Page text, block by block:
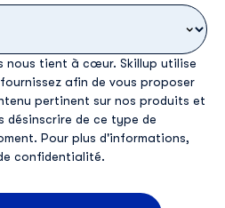
nous tient à cœur. Skillup utilise
afin de vous proposer
pertinent sur nos produits et
désinscrire de ce type de
Pour plus d'informations,
confidentialité.